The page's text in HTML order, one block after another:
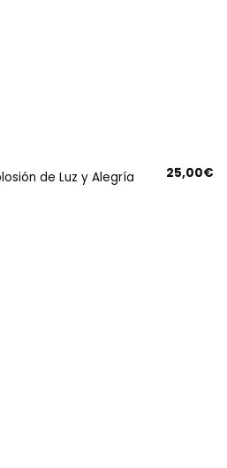
de Luz y Alegría 25,00€